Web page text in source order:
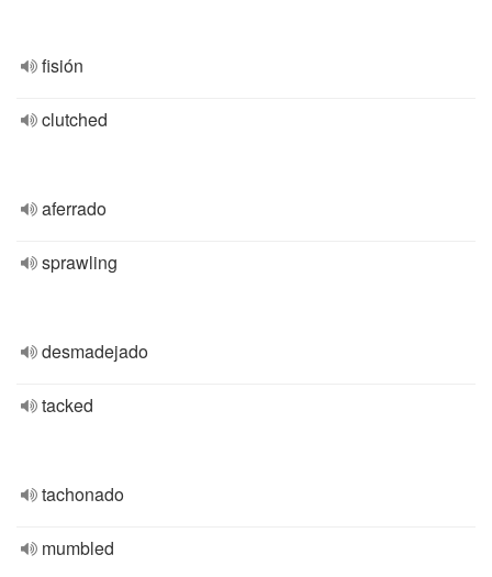
fisión
clutched
aferrado
sprawling
desmadejado
tacked
tachonado
mumbled